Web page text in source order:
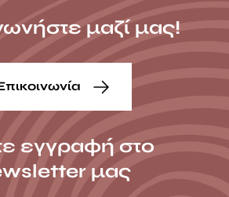
μαζί μας!
εγγραφή στο
μας